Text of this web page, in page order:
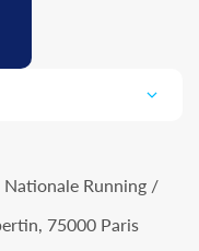
Running /
75000 Paris